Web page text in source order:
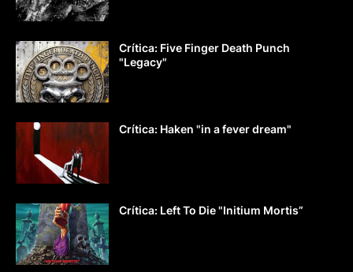
Crítica: Five Finger Death Punch
"Legacy"
Crítica: Haken "in a fever dream"
Crítica: Left To Die "Initium Mortis”